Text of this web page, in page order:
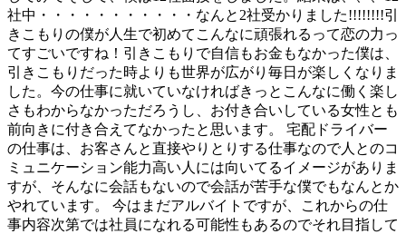
社中・・・・・・・・・・・なんと2社受かりました!!!!!!!!引
きこもりの僕が人生で初めてこんなに頑張れるって恋の力っ
てすごいですね！引きこもりで自信もお金もなかった僕は、
引きこもりだった時よりも世界が広がり毎日が楽しくなりま
した。今の仕事に就いていなければきっとこんなに働く楽し
さもわからなかっただろうし、お付き合いしている女性とも
前向きに付き合えてなかったと思います。 宅配ドライバー
の仕事は、お客さんと直接やりとりする仕事なので人とのコ
ミュニケーション能力高い人には向いてるイメージがありま
すが、そんなに会話もないので会話が苦手な僕でもなんとか
やれています。 今はまだアルバイトですが、これからの仕
事内容次第では社員になれる可能性もあるのでそれ目指して